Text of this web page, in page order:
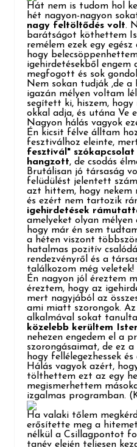
Hát nem is tudom hol
hét nagyon-nagyon
nagy feltöltődés volt.
barátságot köthettem
remélem ezek egy
hogy
igehirdetésekből engem
megfogott és sok
Nem sokan tudják ,de
igazán mélyen voltam
segített ki, hiszem,
okkal adja, és utána Ve
Nagyon hálás vagyok
Én kicsit félve álltam
fesztiválhoz eleinte,
fesztivál"
hangzott, de csodás
Brutálisan jó társaság
felüdülést jelentett
azt hittem, hogy nekem
és ezért nem tartozik
igehirdetések
amelyeket olyan
hogy már én sem
a héten viszont
hatalmas pozitív
rendezvényről és a
találkozom még veletek!
Én nagyon jól éreztem
éreztem, hogy az
mert nagyjából az
ami miatt szorongok.
alkalmával sokat
közelebb kerültem
nehezen engedem el a
szorongásaimat, de ez
hogy fellélegezhessek
Hálás vagyok azért,
tölthettem ezt az egy
megismerhettem
izgalmas programban.
Ha valaki tőlem
erősítette meg a
nélkül a Csillagpontot
tanév elején teljesen